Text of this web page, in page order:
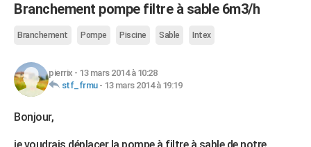
Essais
Réserver un essai
Citadines
Berlines
SUV
Forum auto
+HIGH-TECH
BRICOLAGE
WEEK-END
Branchement pompe filtre à sable 6m3/h
Branchement Pompe Piscine Sable Intex
pierrix - 13 mars 2014 à 10:28
stf_frmu- 13 mars 2014 à 19:19
Bonjour,